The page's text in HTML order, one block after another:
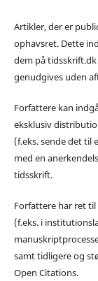
Artikler, der er
ophavsret. Dette
dem på
genudgives uden
Forfattere kan
eksklusiv
(f.eks. sende det til
med en
tidsskrift.
Forfattere har ret
(f.eks. i
samt tidligere og
Open Citations.